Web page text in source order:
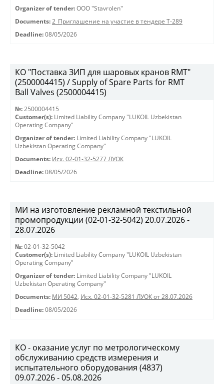
Organizer of tender: OOO "Stavrolen"
Documents: 2_Приглашение на участие в тендере Т-289
Deadline: 08/05/2026
КО "Поставка ЗИП для шаровых кранов RMT"
(2500004415) / Supply of Spare Parts for RMT
Ball Valves (2500004415)
№: 2500004415
Customer(s): Limited Liability Company "LUKOIL Uzbekistan
Operating Company"
Organizer of tender: Limited Liability Company "LUKOIL
Uzbekistan Operating Company"
Documents: Исх. 02-01-32-5277 ЛУОК
Deadline: 08/05/2026
МИ на изготовление рекламной текстильной
промопродукции (02-01-32-5042) 20.07.2026 -
28.07.2026
№: 02-01-32-5042
Customer(s): Limited Liability Company "LUKOIL Uzbekistan
Operating Company"
Organizer of tender: Limited Liability Company "LUKOIL
Uzbekistan Operating Company"
Documents: МИ 5042, Исх. 02-01-32-5281 ЛУОК от 28.07.2026
Deadline: 08/05/2026
КО - оказание услуг по метрологическому
обслуживанию средств измерения и
испытательного оборудования (4837)
09.07.2026 - 05.08.2026